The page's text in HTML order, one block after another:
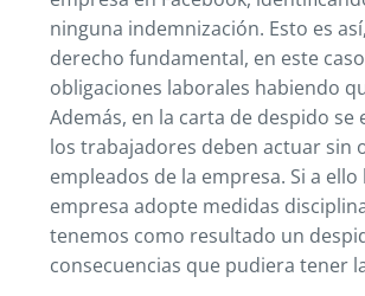
ninguna indemnización. Esto es
derecho fundamental, en este
obligaciones laborales habiendo
Además, en la carta de despido
los trabajadores deben actuar sin
empleados de la empresa. Si a
empresa adopte medidas
tenemos como resultado un
consecuencias que pudiera tener